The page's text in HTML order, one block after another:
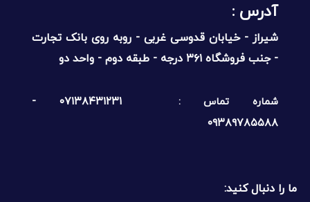
آدرس :‌
شیراز - خیابان قدوسی غربی - روبه روی بانک تجارت
- جنب فروشگاه ۳۶۱ درجه - طبقه دوم - واحد دو
شماره تماس :
۰۷۱۳۸۴۳۱۲۳۱ -
۰۹۳۸۹۷۸۵۵۸۸
ما را دنبال کنید: